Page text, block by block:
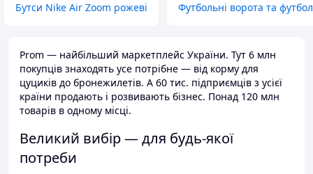
Бутси Nike Air Zoom рожеві Футбольні ворота та
Prom — найбільший маркетплейс України. Тут 6 млн
покупців знаходять усе потрібне — від корму для
цуциків до бронежилетів. А 60 тис. підприємців з усієї
країни продають і розвивають бізнес. Понад 120 млн
товарів в одному місці.
Великий вибір — для будь-якої
потреби